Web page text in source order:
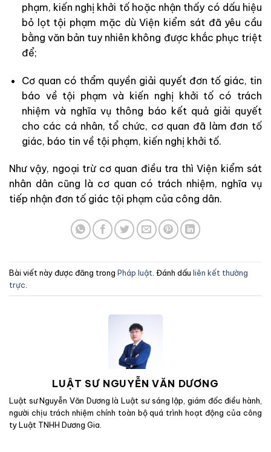
phạm, kiến nghị khởi tố hoặc nhận thấy có dấu hiệu
bỏ lọt tội phạm mặc dù Viện kiểm sát đã yêu cầu
bằng văn bản tuy nhiên không được khắc phục triệt
để;
Cơ quan có thẩm quyền giải quyết đơn tố giác, tin
báo về tội phạm và kiến nghị khởi tố có trách
nhiệm và nghĩa vụ thông báo kết quả giải quyết
cho các cá nhân, tổ chức, cơ quan đã làm đơn tố
giác, báo tin về tội phạm, kiến nghị khởi tố.
Như vậy, ngoại trừ cơ quan điều tra thì Viện kiểm sát
nhân dân cũng là cơ quan có trách nhiệm, nghĩa vụ
tiếp nhận đơn tố giác tội phạm của công dân.
Bài viết này được đăng trong Pháp luật . Đánh dấu liên kết thường
trực
LUẬT SƯ NGUYỄN VĂN DƯƠNG
Luật sư Nguyễn Văn Dương là Luật sư sáng lập, giám đốc điều hành,
người chịu trách nhiệm chính toàn bộ quá trình hoạt động của công
ty Luật TNHH Dương Gia.